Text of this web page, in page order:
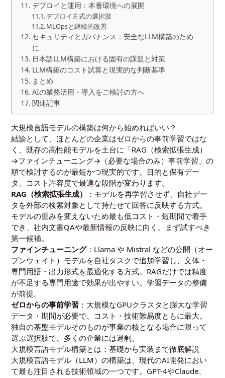
デプロイと運用：本番環境への展開
デプロイ方式の選択肢
MLOpsと継続的改善
セキュリティとガバナンス：安全なLLM構築のため
に
日本語LLM構築における固有の課題と対策
LLM構築のコスト試算と現実的な判断基準
まとめ
AIの業務活用・導入をご検討の方へ
関連記事
大規模言語モデルの構築は何から始めればいい？
結論として、ほとんどの企業はゼロからの事前学習ではな
く、既存の高性能モデルを土台に「RAG（検索拡張生成）
→ファインチューニング→（必要な場合のみ）事前学習」の
順で検討するのが最短かつ現実的です。目的と保有デー
タ、コスト許容度で最適な段階が変わります。
RAG（検索拡張生成）
：モデルを再学習させず、自社デー
タを外部の検索対象として持たせて回答に反映する方式。
モデルの重みを変えないため最も低コスト・短期間で着手
でき、社内文書QAや最新情報の反映に向く。まず試すべき
第一候補。
ファインチューニング：Llama や Mistral などの公開（オー
プンウェイト）モデルを自社タスクで追加学習し、文体・
専門用語・出力形式を最適化する方式。RAGだけでは精度
が不足する専門用途で効果が出やすい。学習データの整備
が前提。
ゼロからの事前学習 ：大規模なGPUクラスタと膨大な学習
データ・期間が必要で、コスト・技術難易度ともに最大。
独自の基盤モデルそのものが事業の核となる場合に限って
選ぶ選択肢で、多くの企業には過剰。
大規模言語モデル構築とは：基礎から実装まで徹底解説
大規模言語モデル（LLM）の構築は、現代のAI開発におい
て最も注目される技術領域の一つです。GPT-4やClaude、